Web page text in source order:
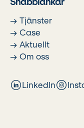
→ Tjänster
→ Case
→ Aktuellt
→ Om oss
LinkedIn